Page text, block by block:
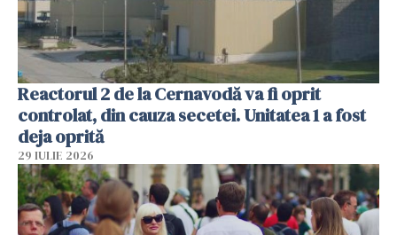
Reactorul 2 de la Cernavodă va fi oprit
controlat, din cauza secetei. Unitatea 1 a fost
deja oprită
29 IULIE 2026